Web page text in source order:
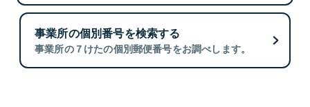
事業所の個別番号を検索する
事業所の７けたの個別郵便番号をお調べします。